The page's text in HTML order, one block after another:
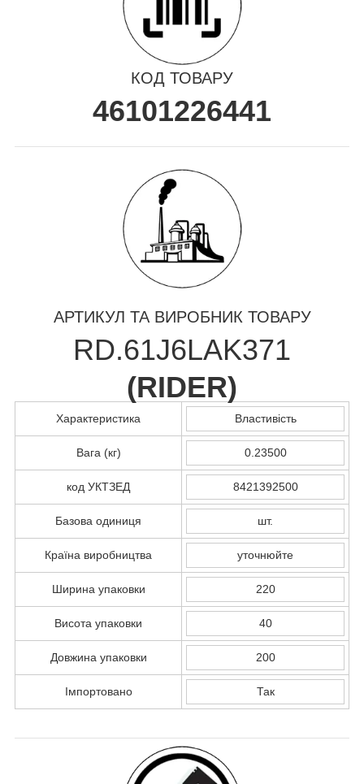
КОД ТОВАРУ
46101226441
АРТИКУЛ ТА ВИРОБНИК ТОВАРУ
RD.61J6LAK371
(RIDER)
Характеристика Властивість
Вага (кг) 0.23500
код УКТЗЕД 8421392500
Базова одиниця шт.
Країна виробництва уточнюйте
Ширина упаковки 220
Висота упаковки 40
Довжина упаковки 200
Імпортовано Так